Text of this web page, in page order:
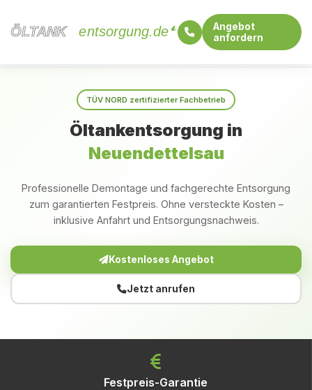
ÖLTANK
ÖLTANK entsorgung.de
Angebot
anfordern
TÜV NORD zertifizierter Fachbetrieb
Öltankentsorgung in
Neuendettelsau
Professionelle Demontage und fachgerechte Entsorgung
zum garantierten Festpreis. Ohne versteckte Kosten –
inklusive Anfahrt und Entsorgungsnachweis.
Kostenloses Angebot
Jetzt anrufen
Festpreis-Garantie